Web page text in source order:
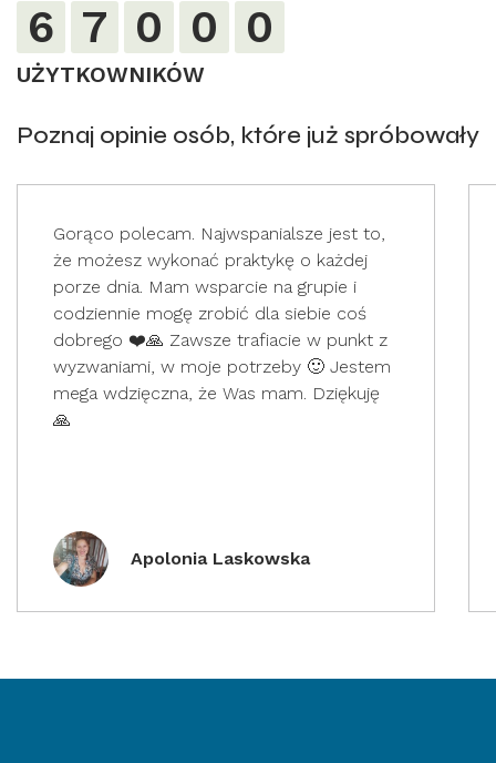
6 7 0 0 0
UŻYTKOWNIKÓW
Poznaj opinie osób, które już spróbowały
Gorąco polecam. Najwspanialsze jest to,
że możesz wykonać praktykę o każdej
porze dnia. Mam wsparcie na grupie i
codziennie mogę zrobić dla siebie coś
dobrego ❤️🙏 Zawsze trafiacie w punkt z
wyzwaniami, w moje potrzeby 🙂 Jestem
mega wdzięczna, że Was mam. Dziękuję
🙏
Apolonia Laskowska